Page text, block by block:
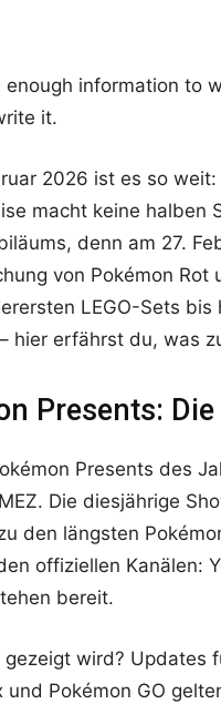
enough information to
it.
2026 ist es so
macht keine halben
denn am 27.
von Pokémon Rot
LEGO-Sets
hier erfährst du, was
Presents:
Presents des
Die diesjährige
den längsten
offiziellen Kanälen:
bereit.
gezeigt wird? Updates
und Pokémon GO